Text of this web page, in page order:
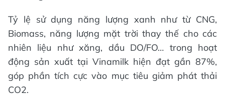
Tỷ lệ sử dụng năng lượng xanh như từ CNG,
Biomass, năng lượng mặt trời thay thế cho các
nhiên liệu như xăng, dầu DO/FO… trong hoạt
động sản xuất tại Vinamilk hiện đạt gần 87%,
góp phần tích cực vào mục tiêu giảm phát thải
CO2.